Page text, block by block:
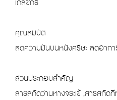
เภสัชกร
คุณสมบัติ
ลดความมันบนหนังศรีษะ ลดอาก
ส่วนประกอบสำคัญ
สารสกัดว่านหางจระเข้ ,สารสกัด